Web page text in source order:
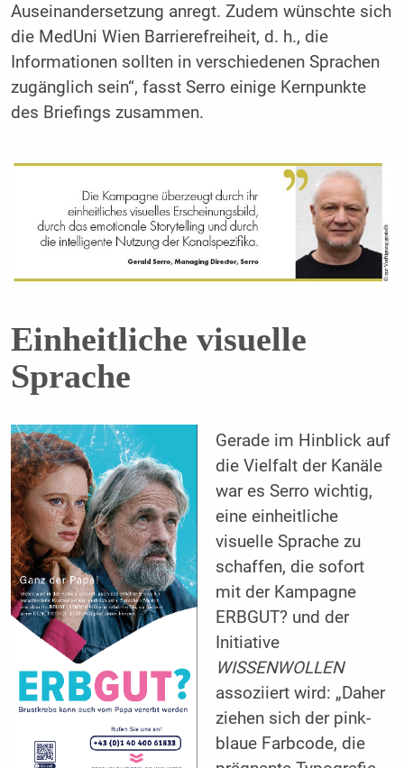
Auseinandersetzung anregt. Zudem wünschte sich
die MedUni Wien Barrierefreiheit, d. h., die
Informationen sollten in verschiedenen Sprachen
zugänglich sein“, fasst Serro einige Kernpunkte
des Briefings zusammen.
Einheitliche visuelle
Sprache
Gerade im Hinblick auf
die Vielfalt der Kanäle
war es Serro wichtig,
eine einheitliche
visuelle Sprache zu
schaffen, die sofort
mit der Kampagne
ERBGUT? und der
Initiative
WISSENWOLLEN
assoziiert wird: „Daher
ziehen sich der pink-
blaue Farbcode, die